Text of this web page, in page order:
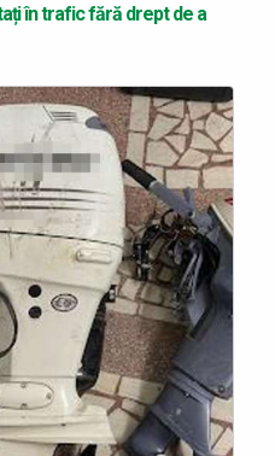
în trafic fără drept de a